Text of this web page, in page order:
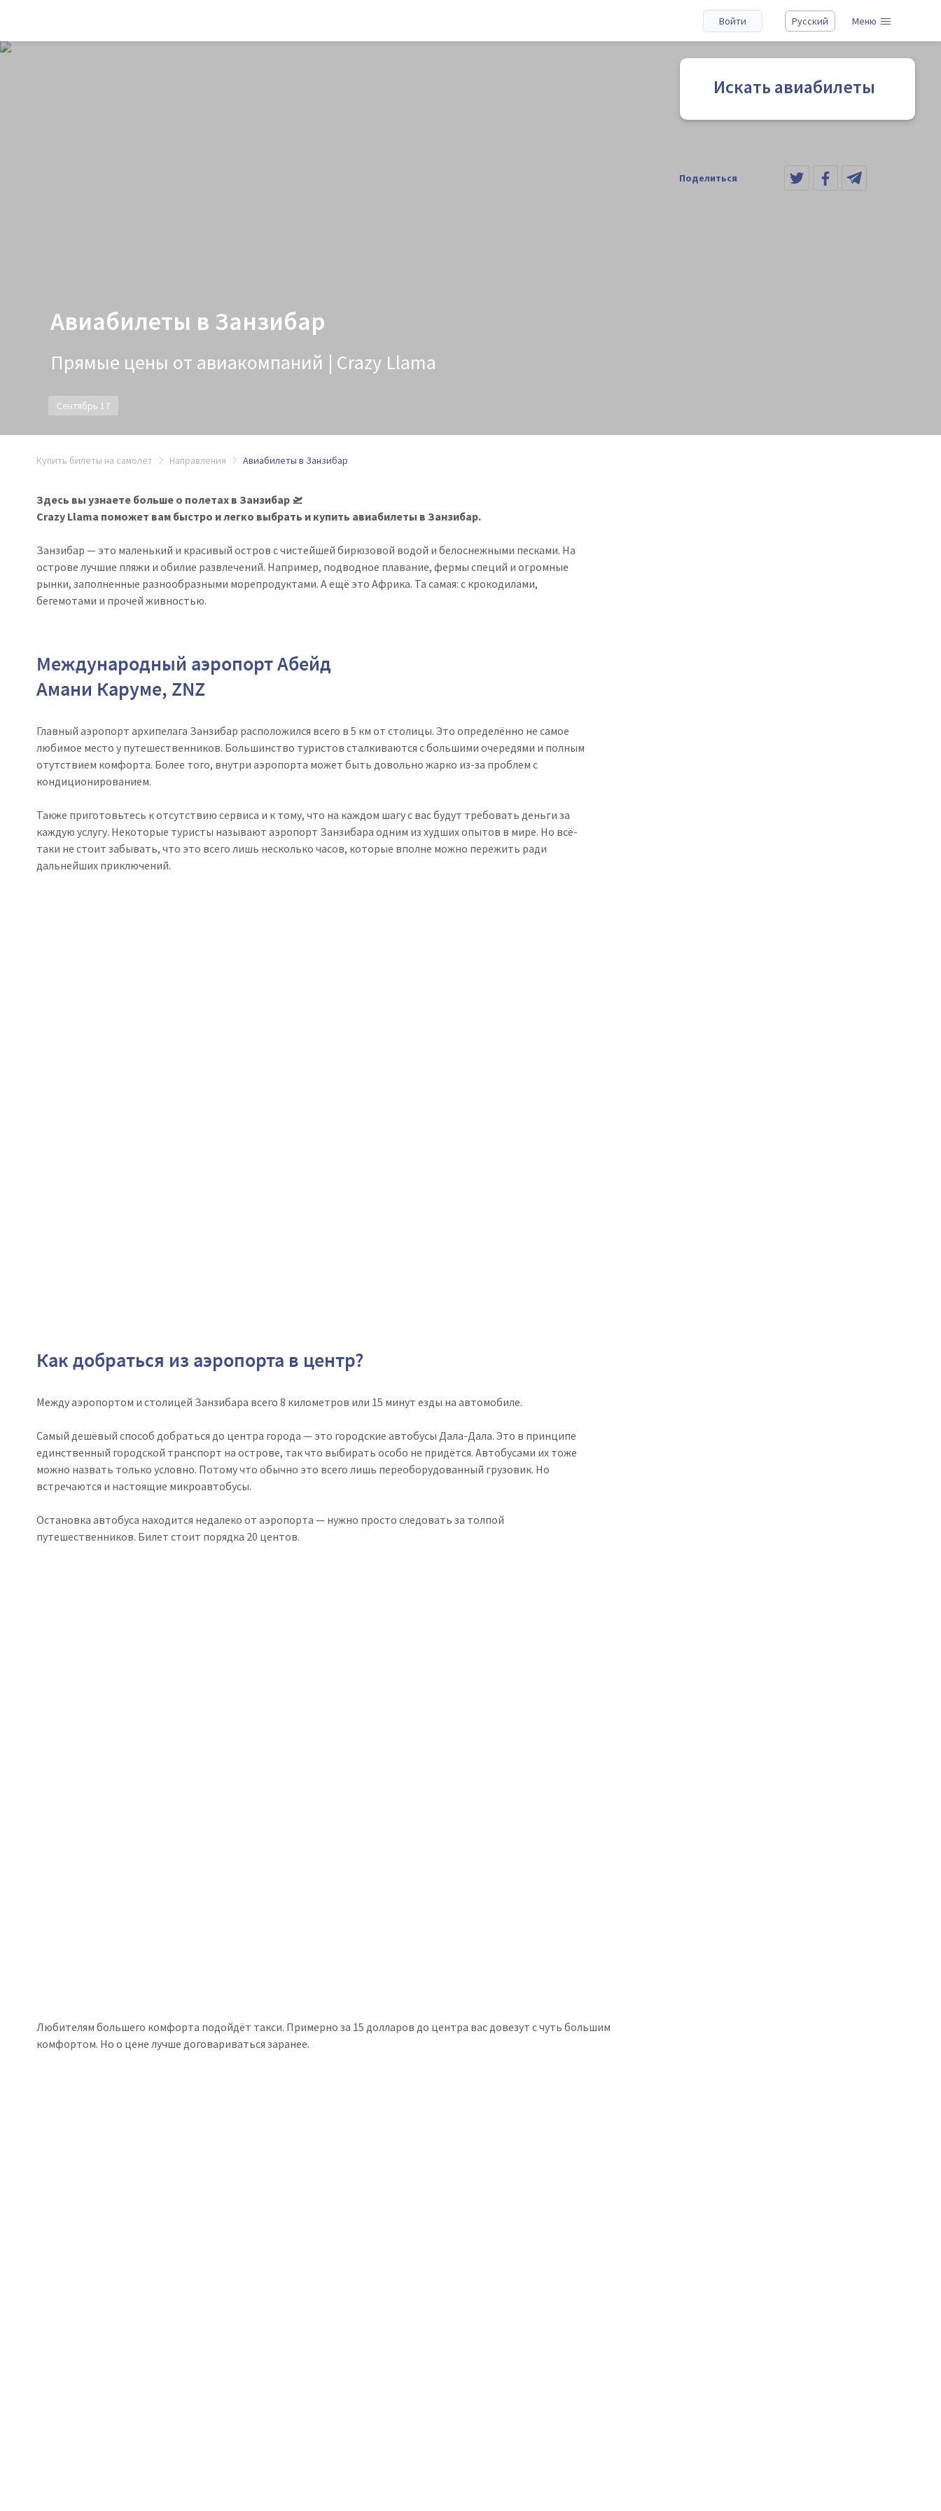
Войти Русский Меню
Авиабилеты в Занзибар
Прямые цены от авиакомпаний | Crazy Llama
Сентябрь 17
Искать авиабилеты
Поделиться
Купить билеты на самолет Направления Авиабилеты в Занзибар
Здесь вы узнаете больше о полетах в Занзибар 🛫
Crazy Llama поможет вам быстро и легко выбрать и купить авиабилеты в Занзибар.
Занзибар — это маленький и красивый остров с чистейшей бирюзовой водой и белоснежными песками. На
острове лучшие пляжи и обилие развлечений. Например, подводное плавание, фермы специй и огромные
рынки, заполненные разнообразными морепродуктами. А ещё это Африка. Та самая: с крокодилами,
бегемотами и прочей живностью.
Международный аэропорт Абейд
Амани Каруме, ZNZ
Главный аэропорт архипелага Занзибар расположился всего в 5 км от столицы. Это определённо не самое
любимое место у путешественников. Большинство туристов сталкиваются с большими очередями и полным
отутствием комфорта. Более того, внутри аэропорта может быть довольно жарко из-за проблем с
кондиционированием.
Также приготовьтесь к отсутствию сервиса и к тому, что на каждом шагу с вас будут требовать деньги за
каждую услугу. Некоторые туристы называют аэропорт Занзибара одним из худших опытов в мире. Но всё-
таки не стоит забывать, что это всего лишь несколько часов, которые вполне можно пережить ради
дальнейших приключений.
Как добраться из аэропорта в центр?
Между аэропортом и столицей Занзибара всего 8 километров или 15 минут езды на автомобиле.
Самый дешёвый способ добраться до центра города — это городские автобусы Дала-Дала. Это в принципе
единственный городской транспорт на острове, так что выбирать особо не придётся. Автобусами их тоже
можно назвать только условно. Потому что обычно это всего лишь переоборудованный грузовик. Но
встречаются и настоящие микроавтобусы.
Остановка автобуса находится недалеко от аэропорта — нужно просто следовать за толпой
путешественников. Билет стоит порядка 20 центов.
Любителям большего комфорта подойдёт такси. Примерно за 15 долларов до центра вас довезут с чуть большим
комфортом. Но о цене лучше договариваться заранее.